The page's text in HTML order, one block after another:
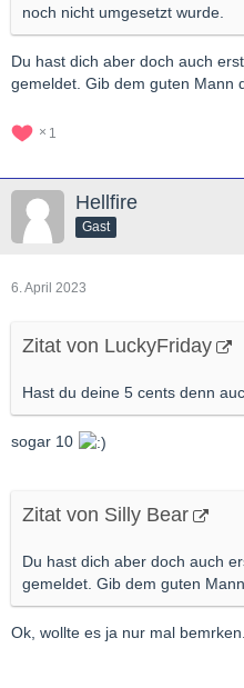
noch nicht umgesetzt wurde.
Du hast dich aber doch auch
gemeldet. Gib dem guten Mann
1
Hellfire
Gast
6. April 2023
Zitat von LuckyFriday
Hast du deine 5 cents denn
sogar 10
Zitat von Silly Bear
Du hast dich aber doch auch
gemeldet. Gib dem guten
Ok, wollte es ja nur mal bemrken.